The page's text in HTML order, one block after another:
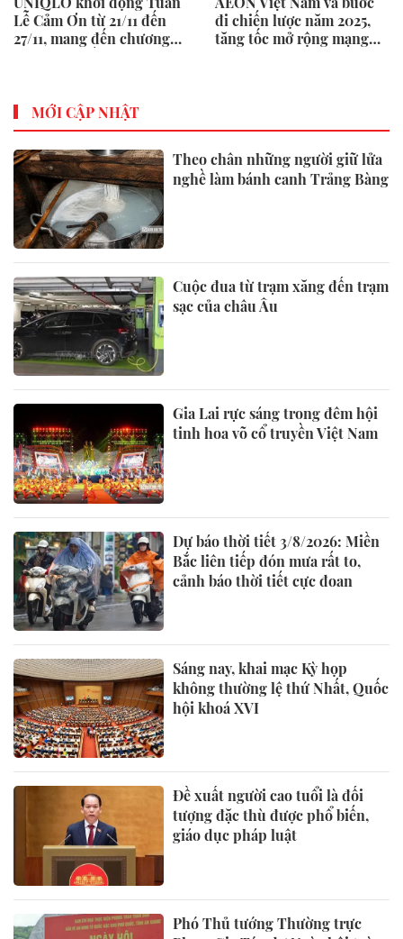
Lễ Cảm Ơn từ 21/11 đến
27/11, mang đến chương
đi chiến lược năm 2025,
tăng tốc mở rộng mạng
MỚI CẬP NHẬT
Theo chân những người giữ lửa
nghề làm bánh canh Trảng Bàng
Cuộc đua từ trạm xăng đến trạm
sạc của châu Âu
Gia Lai rực sáng trong đêm hội
tinh hoa võ cổ truyền Việt Nam
Dự báo thời tiết 3/8/2026: Miền
Bắc liên tiếp đón mưa rất to,
cảnh báo thời tiết cực đoan
Sáng nay, khai mạc Kỳ họp
không thường lệ thứ Nhất, Quốc
hội khoá XVI
Đề xuất người cao tuổi là đối
tượng đặc thù được phổ biến,
giáo dục pháp luật
Phó Thủ tướng Thường trực